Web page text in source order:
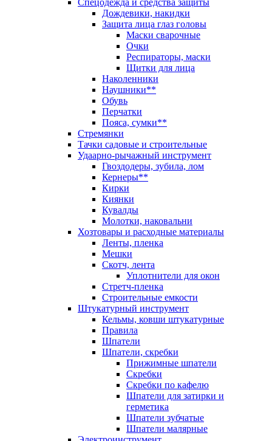
Спецодежда и средства защиты
Дождевики, накидки
Защита лица глаз головы
Маски сварочные
Очки
Респираторы, маски
Щитки для лица
Наколенники
Наушники**
Обувь
Перчатки
Пояса, сумки**
Стремянки
Тачки садовые и строительные
Удаарно-рычажный инструмент
Гвоздодеры, зубила, лом
Кернеры**
Кирки
Киянки
Кувалды
Молотки, наковальни
Хозтовары и расходные материалы
Ленты, пленка
Мешки
Скотч, лента
Уплотнители для окон
Стретч-пленка
Строительные емкости
Штукатурный инструмент
Кельмы, ковши штукатурные
Правила
Шпатели
Шпатели, скребки
Прижимные шпатели
Скребки
Скребки по кафелю
Шпатели для затирки и
герметика
Шпатели зубчатые
Шпатели малярные